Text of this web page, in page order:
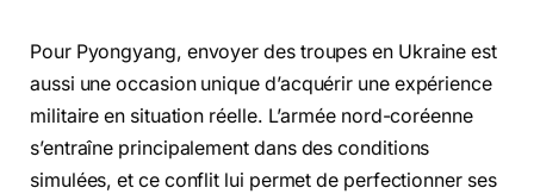
Pour Pyongyang, envoyer des troupes en Ukraine est
aussi une occasion unique d’acquérir une expérience
militaire en situation réelle. L’armée nord-coréenne
s’entraîne principalement dans des conditions
simulées, et ce conflit lui permet de perfectionner ses